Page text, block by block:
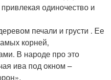
одиночество и
печали и грусти . Ее
корней,
В народе про это
ива под окном –